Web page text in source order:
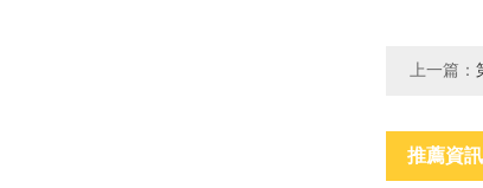
上一篇：
推薦資訊